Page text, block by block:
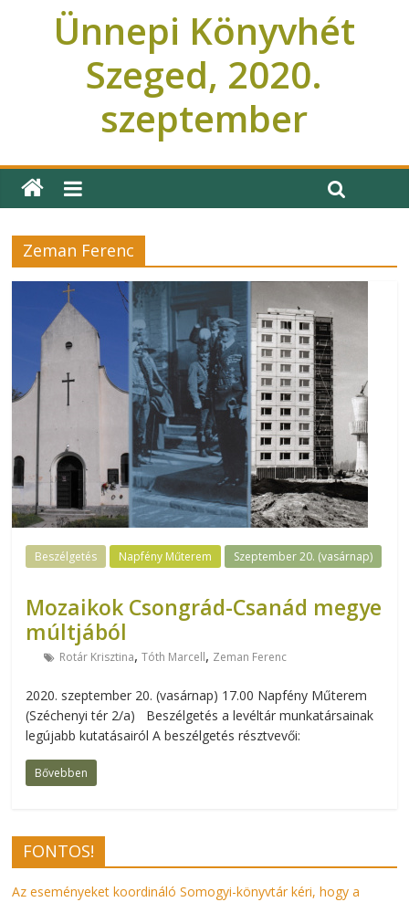
Ünnepi Könyvhét
Szeged, 2020.
szeptember
Zeman Ferenc
Beszélgetés Napfény Műterem Szeptember 20. (vasárnap)
Mozaikok Csongrád-Csanád megye
múltjából
Rotár Krisztina,Tóth Marcell, Zeman Ferenc
2020. szeptember 20. (vasárnap) 17.00 Napfény Műterem
(Széchenyi tér 2/a) Beszélgetés a levéltár munkatársainak
legújabb kutatásairól A beszélgetés résztvevői:
Bővebben
FONTOS!
Az eseményeket koordináló Somogyi-könyvtár kéri, hogy a